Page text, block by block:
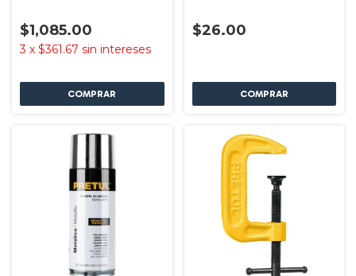
$1,085.00
3 x $361.67 sin intereses
$26.00